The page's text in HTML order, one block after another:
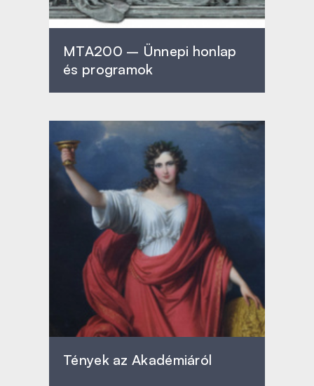
MTA200 – Ünnepi honlap
és programok
Tények az Akadémiáról